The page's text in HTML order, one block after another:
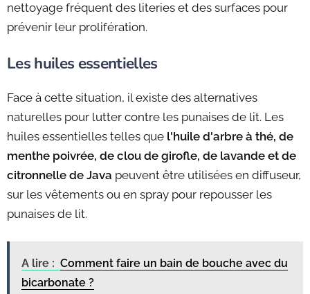
nettoyage fréquent des literies et des surfaces pour
prévenir leur prolifération.
Les huiles essentielles
Face à cette situation, il existe des alternatives
naturelles pour lutter contre les punaises de lit. Les
huiles essentielles telles que l'huile d'arbre à thé, de
menthe poivrée, de clou de girofle, de lavande et de
citronnelle de Java peuvent être utilisées en diffuseur,
sur les vêtements ou en spray pour repousser les
punaises de lit.
A lire : Comment faire un bain de bouche avec du
bicarbonate ?